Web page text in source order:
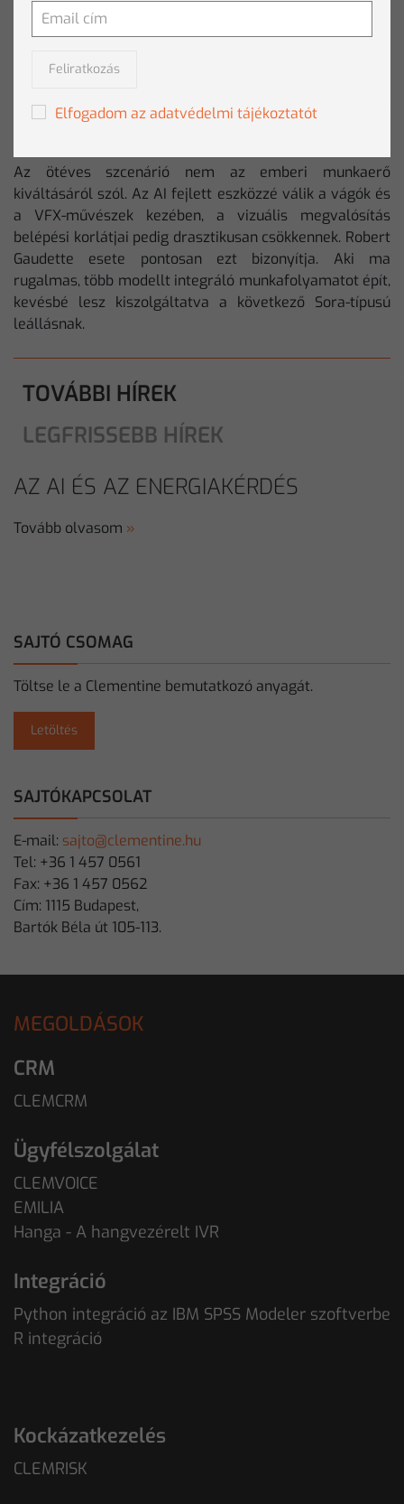
SAJTÓ CSOMAG
Töltse le a Clementine bemutatkozó anyagát.
Letöltés
SAJTÓKAPCSOLAT
E-mail: sajto@clementine.hu
Tel: +36 1 457 0561
Fax: +36 1 457 0562
Cím: 1115 Budapest,
Bartók Béla út 105-113.
promóciójához. Csak a TikTok már 1,3 milliárd videót
feedek több mint fele (50–59%) tartalmazhat
generált képeket, automatikus vágásokat, AI-
Az ötéves szcenárió nem az emberi munkaerő
kiváltásáról szól. Az AI fejlett eszközzé válik a vágók és
a VFX-művészek kezében, a vizuális megvalósítás
belépési korlátjai pedig drasztikusan csökkennek. Robert
Gaudette esete pontosan ezt bizonyítja. Aki ma
rugalmas, több modellt integráló munkafolyamatot épít,
kevésbé lesz kiszolgáltatva a következő Sora-típusú
leállásnak.
TOVÁBBI HÍREK
LEGFRISSEBB HÍREK
AZ AI ÉS AZ ENERGIAKÉRDÉS
Tovább olvasom »
MEGOLDÁSOK
CRM
CLEMCRM
Ügyfélszolgálat
CLEMVOICE
EMILIA
Hanga - A hangvezérelt IVR
Integráció
Python integráció az IBM SPSS Modeler szoftverbe
R integráció
Kockázatkezelés
CLEMRISK
Feliratkozás
Elfogadom az adatvédelmi tájékoztatót